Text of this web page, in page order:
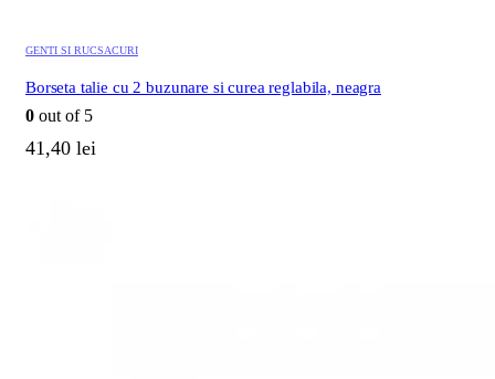
GENTI SI RUCSACURI
Borseta talie cu 2 buzunare si curea reglabila, neagra
0 out of 5
41,40 lei